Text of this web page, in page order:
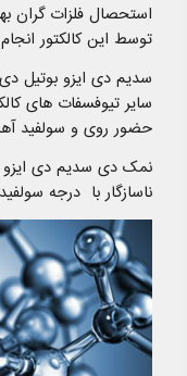
استحصال فلزات گران
توسط این کالکتور
سدیم دی ایزو بوتیل
سایر تیوفسفات های
حضور روی و سولفید
نمک دی سدیم دی ایزو
ناسازگار با درجه